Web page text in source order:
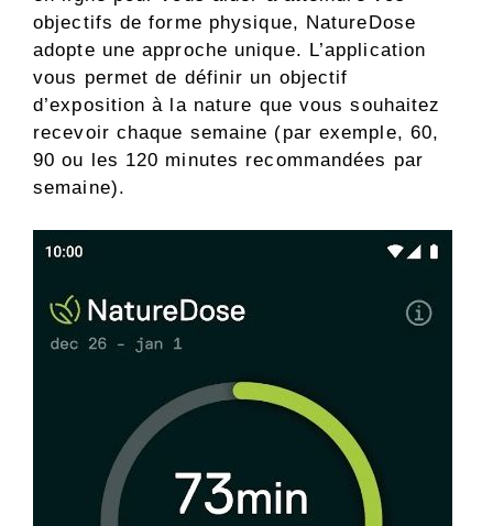
objectifs de forme physique, NatureDose
adopte une approche unique. L’application
vous permet de définir un objectif
d’exposition à la nature que vous souhaitez
recevoir chaque semaine (par exemple, 60,
90 ou les 120 minutes recommandées par
semaine).